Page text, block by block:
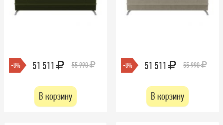
-8% 51 511 55 990
В корзину
-8% 51 511 55 990
В корзину